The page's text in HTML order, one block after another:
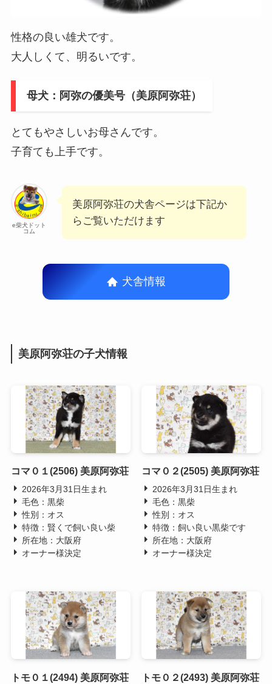
性格の良い雄犬です。
大人しくて、明るいです。
母犬：阿弥の優美号（美原阿弥荘）
とてもやさしいお母さんです。
子育ても上手です。
e柴犬ドット
コム
美原阿弥荘の犬舎ページは下記か
らご覧いただけます
犬舎情報
美原阿弥荘の子犬情報
コマ０１(2506) 美原阿弥荘
2026年3月31日生まれ
毛色：黒柴
性別：オス
特徴：賢くで飼い良い柴
所在地：大阪府
オーナー様決定
コマ０２(2505) 美原阿弥荘
2026年3月31日生まれ
毛色：黒柴
性別：オス
特徴：飼い良い黒柴です
所在地：大阪府
オーナー様決定
トモ０１(2494) 美原阿弥荘 トモ０２(2493) 美原阿弥荘